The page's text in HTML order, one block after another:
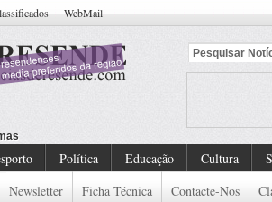
WebMail
Política Educação Cultura
Newsletter Ficha Técnica Contacte-Nos